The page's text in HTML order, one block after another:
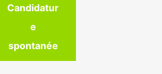
Candidatur
e
spontanée